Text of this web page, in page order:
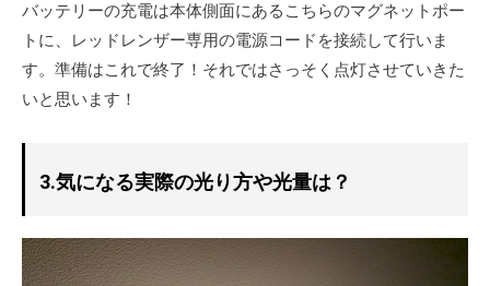
バッテリーの充電は本体側面にあるこちらのマグネットポー
トに、レッドレンザー専用の電源コードを接続して行いま
す。準備はこれで終了！それではさっそく点灯させていきた
いと思います！
3.気になる実際の光り方や光量は？